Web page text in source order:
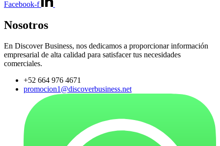
Facebook-f
Nosotros
En Discover Business, nos dedicamos a proporcionar información
empresarial de alta calidad para satisfacer tus necesidades
comerciales.
+52 664 976 4671
promocion1@discoverbusiness.net